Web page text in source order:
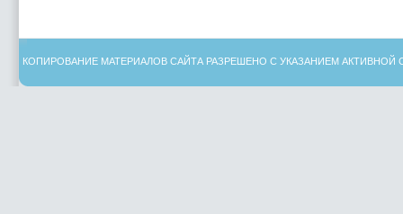
КОПИРОВАНИЕ МАТЕРИАЛОВ САЙТА РАЗРЕШЕНО С УКАЗАНИЕМ АКТИВНОЙ